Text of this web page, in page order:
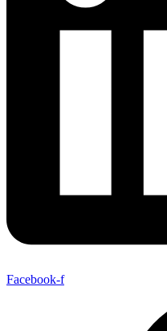
Facebook-f